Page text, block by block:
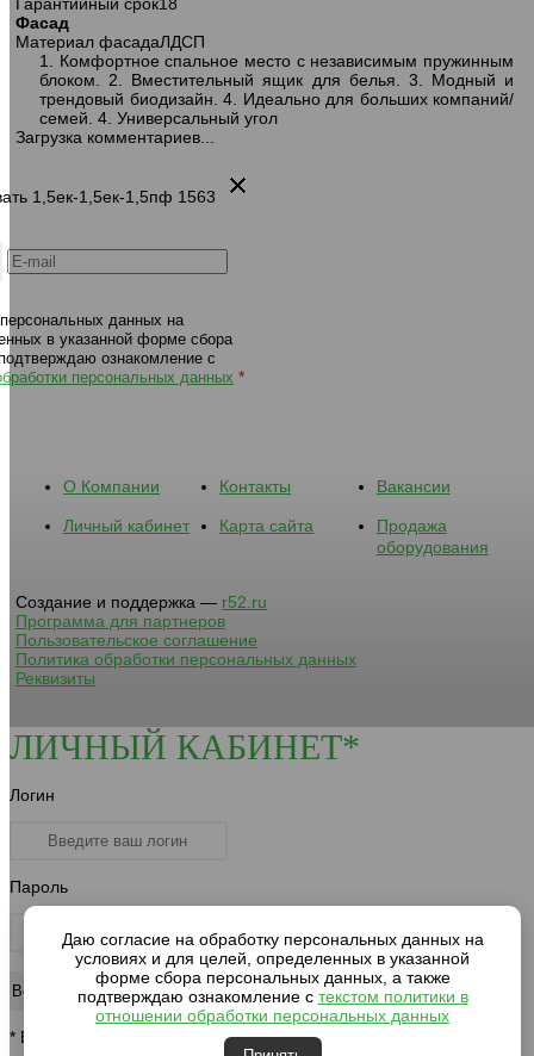
1563 серо-бежевый
Фасад
Материал фасадаЛДСП
1. Комфортное спальное место с независимым пружинным
блоком. 2. Вместительный ящик для белья. 3. Модный и
трендовый биодизайн. 4. Идеально для больших компаний/
семей. 4. Универсальный угол
Загрузка комментариев...
1,5ек-1,5ек-1,5пф 1563
данных на
в указанной форме сбора
ознакомление с
персональных данных *
О Компании Контакты Вакансии
Личный кабинет Карта сайта
Продажа
оборудования
Создание и поддержка — r52.ru
Программа для партнеров
Пользовательское соглашение
Политика обработки персональных данных
Реквизиты
ЛИЧНЫЙ КАБИНЕТ*
Логин
Пароль
* Вход для клиентов компании
Даю согласие на обработку персональных данных на
условиях и для целей, определенных в указанной
форме сбора персональных данных, а также
подтверждаю ознакомление с текстом политики в
отношении обработки персональных данных